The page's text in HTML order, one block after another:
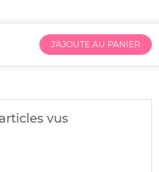
J'AJOUTE AU PANIER
vus